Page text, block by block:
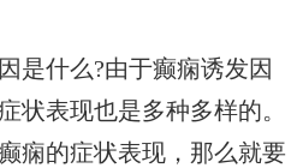
是什么?由于癫痫诱发因
状表现也是多种多样的。
痫的症状表现，那么就要